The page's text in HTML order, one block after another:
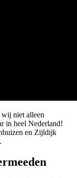
niet alleen
in heel Nederland!
en Zijldijk